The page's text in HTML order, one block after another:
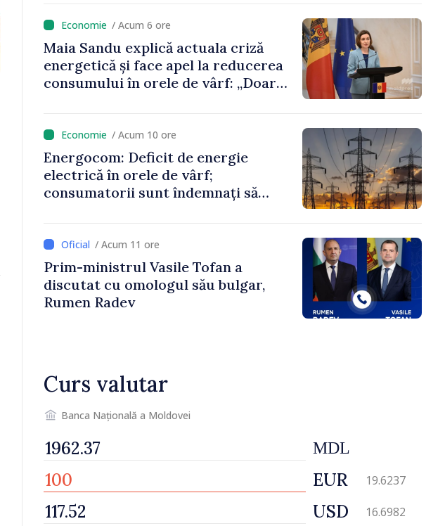
/ Acum 6 ore
Maia Sandu explică actuala criză
energetică și face apel la reducerea
consumului în orele de vârf: „Doar
/ Acum 10 ore
Energocom: Deficit de energie
electrică în orele de vârf;
consumatorii sunt îndemnați să
/ Acum 11 ore
Prim-ministrul Vasile Tofan a
discutat cu omologul său bulgar,
Rumen Radev
Curs valutar
Banca Națională a Moldovei
MDL
EUR 19.6237
USD 16.6982